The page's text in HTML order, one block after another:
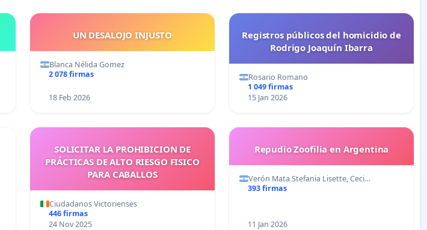
UN DESALOJO INJUSTO
Blanca Nélida Gomez
2 078 firmas
18 Feb 2026
Registros públicos del homicidio de
Rodrigo Joaquín Ibarra
Rosario Romano
1 049 firmas
15 Jan 2026
SOLICITAR LA PROHIBICION DE
PRÁCTICAS DE ALTO RIESGO FISICO
PARA CABALLOS
Ciudadanos Victorienses
446 firmas
24 Nov 2025
Repudio Zoofilia en Argentina
Verón Mata Stefania Lisette, Ceci…
393 firmas
11 Jan 2026